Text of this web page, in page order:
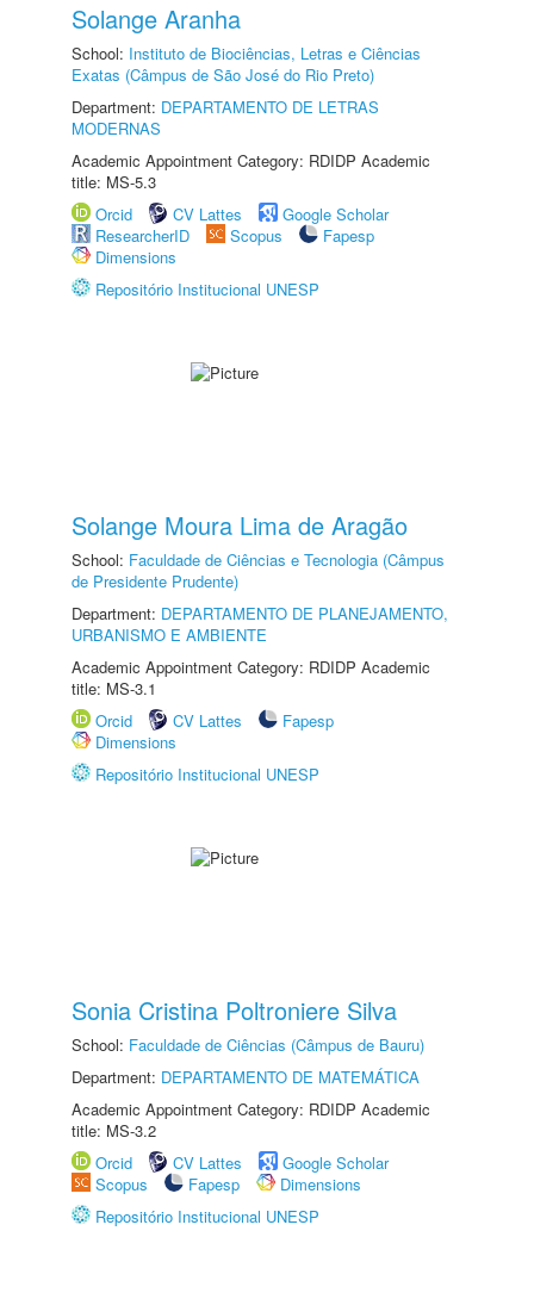
Solange Aranha
School: Instituto de Biociências, Letras e Ciências
Exatas (Câmpus de São José do Rio Preto)
Department: DEPARTAMENTO DE LETRAS
MODERNAS
Academic Appointment Category: RDIDP Academic
title: MS-5.3
Orcid
CV Lattes
Google Scholar
ResearcherID
Scopus
Fapesp
Dimensions
Repositório Institucional UNESP
Solange Moura Lima de Aragão
School: Faculdade de Ciências e Tecnologia (Câmpus
de Presidente Prudente)
Department: DEPARTAMENTO DE PLANEJAMENTO,
URBANISMO E AMBIENTE
Academic Appointment Category: RDIDP Academic
title: MS-3.1
Orcid
CV Lattes
Fapesp
Dimensions
Repositório Institucional UNESP
Sonia Cristina Poltroniere Silva
School: Faculdade de Ciências (Câmpus de Bauru)
Department: DEPARTAMENTO DE MATEMÁTICA
Academic Appointment Category: RDIDP Academic
title: MS-3.2
Orcid
CV Lattes
Google Scholar
Scopus
Fapesp
Dimensions
Repositório Institucional UNESP